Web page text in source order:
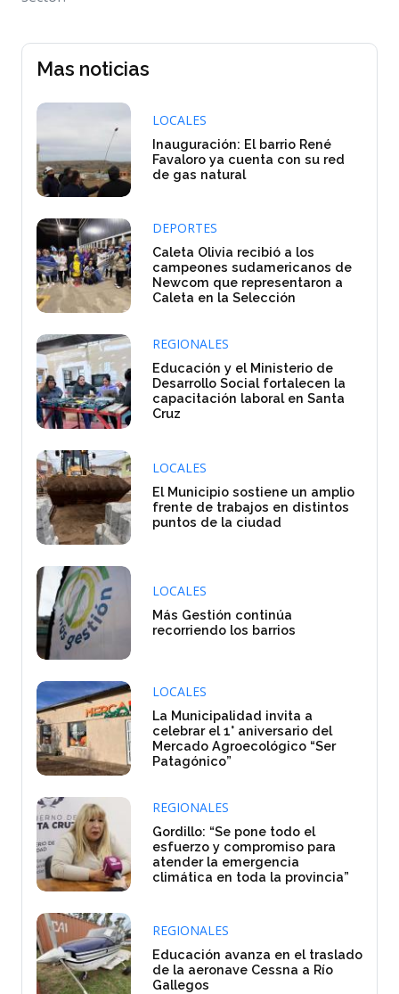
Mas noticias
LOCALES
Inauguración: El barrio René
Favaloro ya cuenta con su red
de gas natural
DEPORTES
Caleta Olivia recibió a los
campeones sudamericanos de
Newcom que representaron a
Caleta en la Selección
REGIONALES
Educación y el Ministerio de
Desarrollo Social fortalecen la
capacitación laboral en Santa
Cruz
LOCALES
El Municipio sostiene un amplio
frente de trabajos en distintos
puntos de la ciudad
LOCALES
Más Gestión continúa
recorriendo los barrios
LOCALES
La Municipalidad invita a
celebrar el 1° aniversario del
Mercado Agroecológico “Ser
Patagónico”
REGIONALES
Gordillo: “Se pone todo el
esfuerzo y compromiso para
atender la emergencia
climática en toda la provincia”
REGIONALES
Educación avanza en el traslado
de la aeronave Cessna a Río
Gallegos